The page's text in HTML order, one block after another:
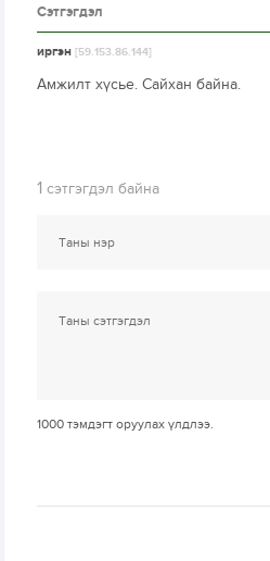
Сэтгэгдэл
иргэн[59.153.86.144]
Амжилт хүсье. Сайхан байна.
1 сэтгэгдэл байна
1000 тэмдэгт оруулах үлдлээ.